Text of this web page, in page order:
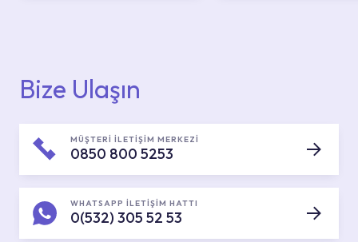
Bize Ulaşın
MÜŞTERİ İLETİŞİM MERKEZİ
0850 800 5253
WHATSAPP İLETİŞİM HATTI
0(532) 305 52 53